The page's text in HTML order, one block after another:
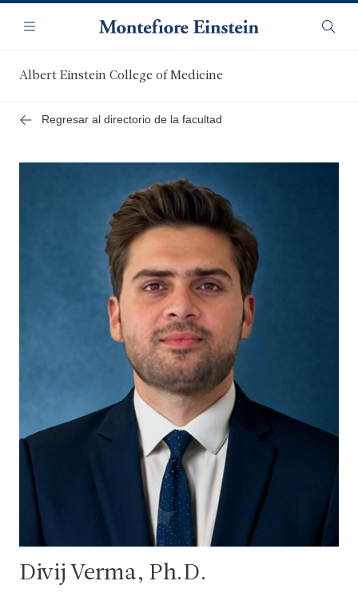
contenido
principal
Navegación
Menú
Albert Einstein College of Medicine
Regresar al directorio de la facultad
Divij Verma, Ph.D.